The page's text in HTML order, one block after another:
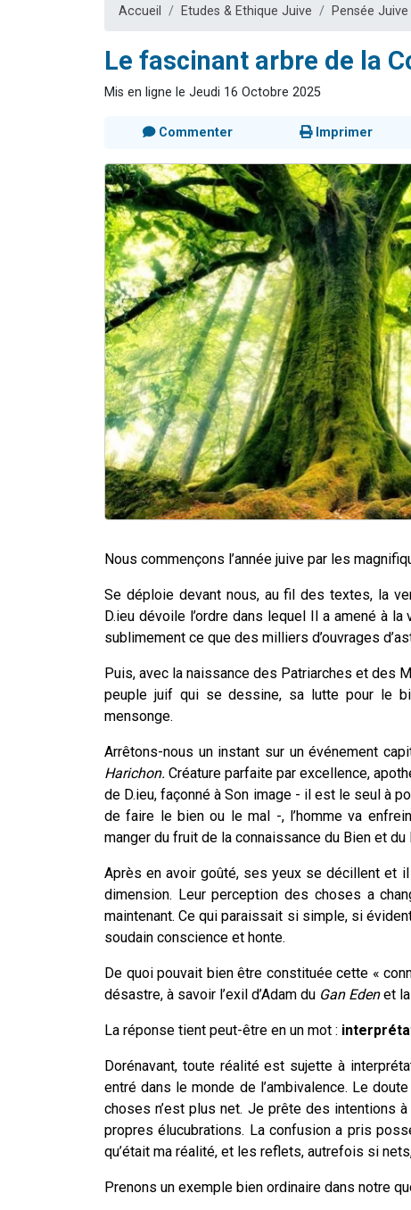
Accueil Etudes & Ethique Juive Pensée Juive
Le fascinant arbre de la
Mis en ligne le Jeudi 16 Octobre 2025
Commenter Imprimer
Nous commençons l’année juive par les
Se déploie devant nous, au fil des textes, la
D.ieu dévoile l’ordre dans lequel Il a amené à
sublimement ce que des milliers d’ouvrages
Puis, avec la naissance des Patriarches et des
peuple juif qui se dessine, sa lutte pour le
mensonge.
Arrêtons-nous un instant sur un événement
Harichon. Créature parfaite par excellence,
de D.ieu, façonné à Son image - il est le seul à
de faire le bien ou le mal -, l’homme va
manger du fruit de la connaissance du Bien et du
Après en avoir goûté, ses yeux se décillent et
dimension. Leur perception des choses a
maintenant. Ce qui paraissait si simple, si
soudain conscience et honte.
De quoi pouvait bien être constituée cette «
désastre, à savoir l’exil d’Adam du Gan Edenet la
La réponse tient peut-être en un mot :
Dorénavant, toute réalité est sujette à
entré dans le monde de l’ambivalence. Le
choses n’est plus net. Je prête des intentions
propres élucubrations. La confusion a pris
qu’était ma réalité, et les reflets, autrefois si
Prenons un exemple bien ordinaire dans notre